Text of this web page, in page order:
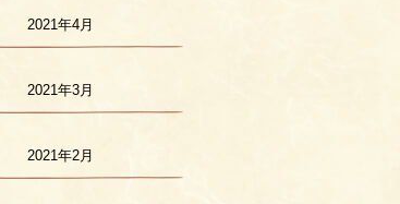
2021年4月
2021年3月
2021年2月